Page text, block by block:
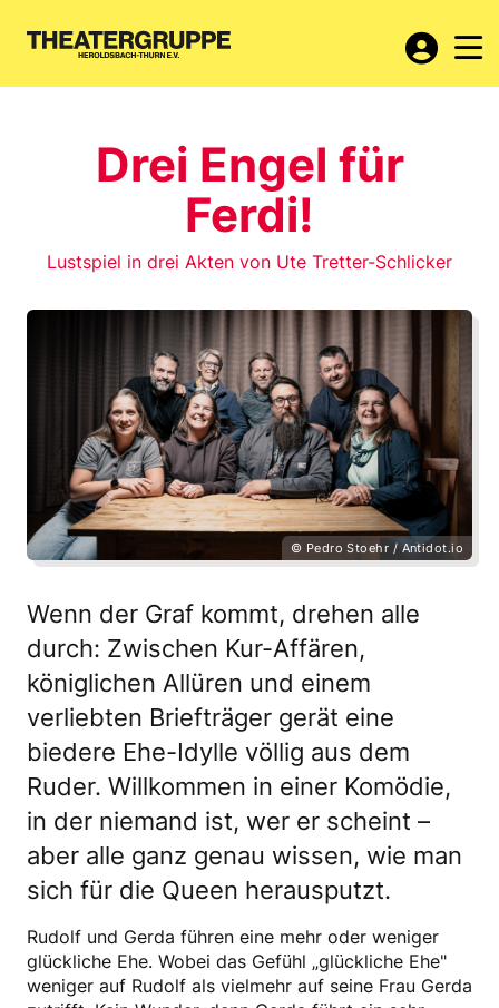
Drei Engel für
Ferdi!
Lustspiel in drei Akten von Ute Tretter-Schlicker
Wenn der Graf kommt, drehen alle
durch: Zwischen Kur-Affären,
königlichen Allüren und einem
verliebten Briefträger gerät eine
biedere Ehe-Idylle völlig aus dem
Ruder. Willkommen in einer Komödie,
in der niemand ist, wer er scheint –
aber alle ganz genau wissen, wie man
sich für die Queen herausputzt.
Rudolf und Gerda führen eine mehr oder weniger
glückliche Ehe. Wobei das Gefühl „glückliche Ehe"
weniger auf Rudolf als vielmehr auf seine Frau Gerda